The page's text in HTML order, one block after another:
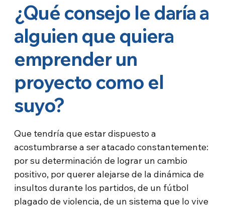
¿Qué consejo le daría a
alguien que quiera
emprender un
proyecto como el
suyo?
Que tendría que estar dispuesto a
acostumbrarse a ser atacado constantemente:
por su determinación de lograr un cambio
positivo, por querer alejarse de la dinámica de
insultos durante los partidos, de un fútbol
plagado de violencia, de un sistema que lo vive